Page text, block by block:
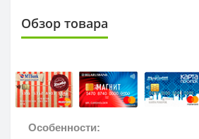
Обзор товара
Особенности: